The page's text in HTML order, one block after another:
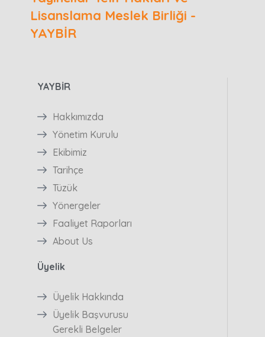
Lisanslama Meslek Birliği -
YAYBİR
YAYBİR
Hakkımızda
Yönetim Kurulu
Ekibimiz
Tarihçe
Tüzük
Yönergeler
Faaliyet Raporları
About Us
Üyelik
Üyelik Hakkında
Üyelik Başvurusu
Gerekli Belgeler